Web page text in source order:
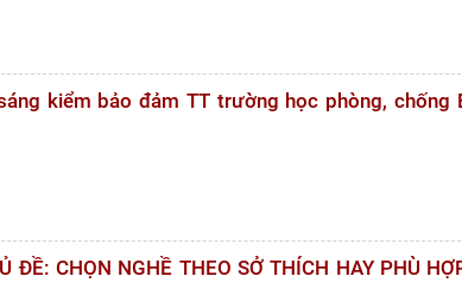
kiểm bảo đảm TT trường học phòng, chống
ĐỀ: CHỌN NGHỀ THEO SỞ THÍCH HAY PHÙ